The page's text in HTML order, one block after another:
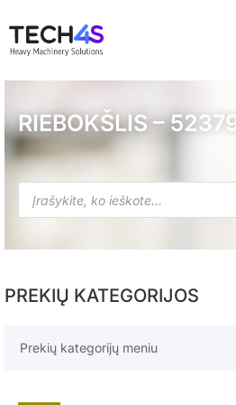
RIEBOKŠLIS – 52379
PREKIŲ KATEGORIJOS
Prekių kategorijų meniu